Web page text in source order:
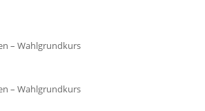
– Wahlgrundkurs
– Wahlgrundkurs